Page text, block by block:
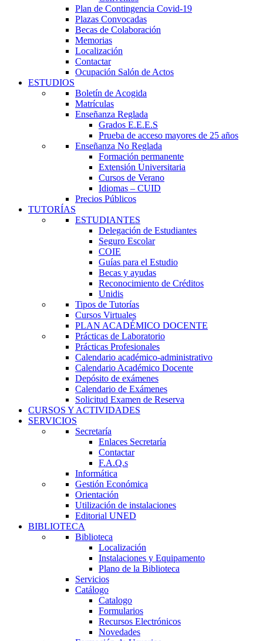
Plan de Contingencia Covid-19
Plazas Convocadas
Becas de Colaboración
Memorias
Localización
Contactar
Ocupación Salón de Actos
ESTUDIOS
Boletín de Acogida
Matrículas
Enseñanza Reglada
Grados E.E.E.S
Prueba de acceso mayores de 25 años
Enseñanza No Reglada
Formación permanente
Extensión Universitaria
Cursos de Verano
Idiomas – CUID
Precios Públicos
TUTORÍAS
ESTUDIANTES
Delegación de Estudiantes
Seguro Escolar
COIE
Guías para el Estudio
Becas y ayudas
Reconocimiento de Créditos
Unidis
Tipos de Tutorías
Cursos Virtuales
PLAN ACADÉMICO DOCENTE
Prácticas de Laboratorio
Prácticas Profesionales
Calendario académico-administrativo
Calendario Académico Docente
Depósito de exámenes
Calendario de Exámenes
Solicitud Examen de Reserva
CURSOS Y ACTIVIDADES
SERVICIOS
Secretaría
Enlaces Secretaría
Contactar
F.A.Q.s
Informática
Gestión Económica
Orientación
Utilización de instalaciones
Editorial UNED
BIBLIOTECA
Biblioteca
Localización
Instalaciones y Equipamento
Plano de la Biblioteca
Servicios
Catálogo
Catalogo
Formularios
Recursos Electrónicos
Novedades